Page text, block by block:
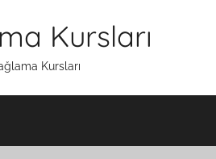
Kursları
Kursları